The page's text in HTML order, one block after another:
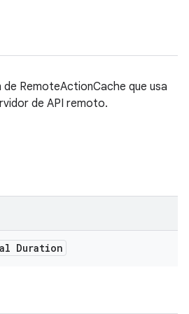
de RemoteActionCache que usa
de API remoto.
Duration